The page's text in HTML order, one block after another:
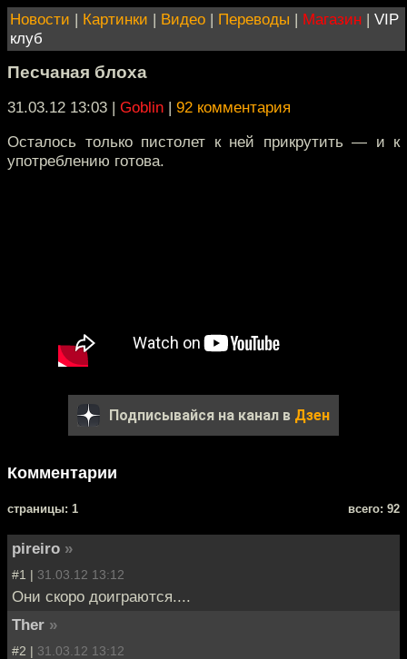
Новости | Картинки | Видео | Переводы | Магазин | VIP
клуб
Песчаная блоха
31.03.12 13:03 | Goblin | 92 комментария
Осталось только пистолет к ней прикрутить — и к
употреблению готова.
Подписывайся на канал в Дзен
Комментарии
cтраницы: 1 всего: 92
pireiro »
#1 | 31.03.12 13:12
Они скоро доиграются....
Ther »
#2 | 31.03.12 13:12